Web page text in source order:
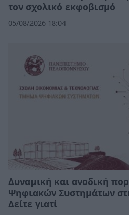
τον σχολικό εκφοβισμό
05/08/2026 18:04
Δυναμική και ανοδική
Ψηφιακών Συστημάτων
Δείτε γιατί